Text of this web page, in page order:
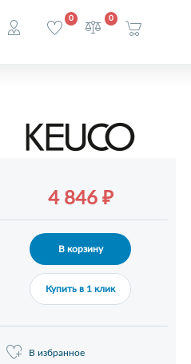
0 0
4 846 ₽
В корзину
Купить в 1 клик
В избранное